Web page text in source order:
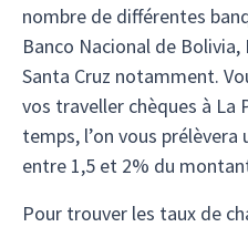
nombre de différentes
Banco Nacional de
Santa Cruz notamment.
vos traveller chèques à La
temps, l’on vous
entre 1,5 et 2% du
Pour trouver les taux de